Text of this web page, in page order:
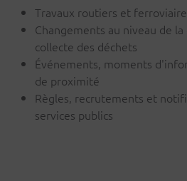
Travaux routiers et
Changements au niveau de
collecte des déchets
Événements, moments
de proximité
Règles, recrutements et
services publics